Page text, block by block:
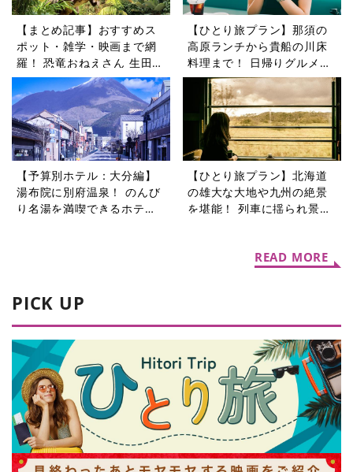
【まとめ記事】おすすめス
ポット・雑学・映画まで網
羅！ 恐竜おねえさん 生田晴
香の恐竜コラム9選
【ひとり旅プラン】那須の
高原ランチから貴船の川床
料理まで！ 日帰りグルメ旅
5選
【予算別ホテル：大分編】
湯布院に別府温泉！ のんび
り名湯を満喫できるホテル5
【ひとり旅プラン】北海道
の雄大な大地や九州の絶景
を堪能！ 列車に揺られ景色
READ MORE
PICK UP